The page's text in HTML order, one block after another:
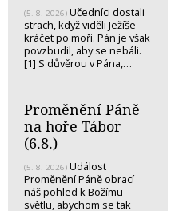
(5. 8. 2026) Učedníci dostali
strach, když viděli Ježíše
kráčet po moři. Pán je však
povzbudil, aby se nebáli.
[1] S důvěrou v Pána,…
Proměnění Páně
na hoře Tábor
(6.8.)
(5. 8. 2026) Událost
Proměnění Páně obrací
náš pohled k Božímu
světlu, abychom se tak